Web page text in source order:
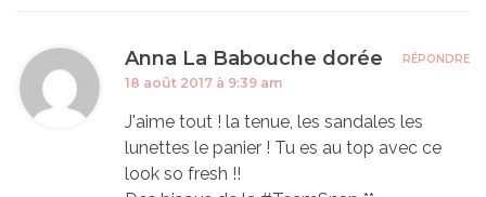
Anna La Babouche dorée
18 août 2017 à 9:39 am
J'aime tout ! la tenue, les sandales les
lunettes le panier ! Tu es au top avec ce
look so fresh !!
RÉPONDRE